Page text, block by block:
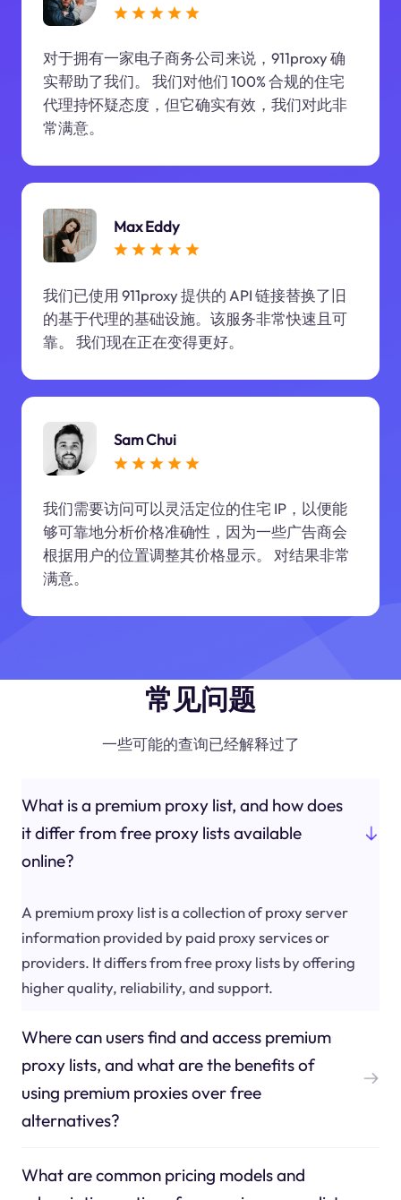
对于拥有一家电子商务公司来说，911proxy 确
实帮助了我们。 我们对他们 100% 合规的住宅
代理持怀疑态度，但它确实有效，我们对此非
常满意。
Max Eddy
我们已使用 911proxy 提供的 API 链接替换了旧
的基于代理的基础设施。该服务非常快速且可
靠。 我们现在正在变得更好。
Sam Chui
我们需要访问可以灵活定位的住宅 IP，以便能
够可靠地分析价格准确性，因为一些广告商会
根据用户的位置调整其价格显示。 对结果非常
满意。
常见问题
一些可能的查询已经解释过了
What is a premium proxy list, and how does
it differ from free proxy lists available
online?
A premium proxy list is a collection of proxy server
information provided by paid proxy services or
providers. It differs from free proxy lists by offering
higher quality, reliability, and support.
Where can users find and access premium
proxy lists, and what are the benefits of
using premium proxies over free
alternatives?
What are common pricing models and